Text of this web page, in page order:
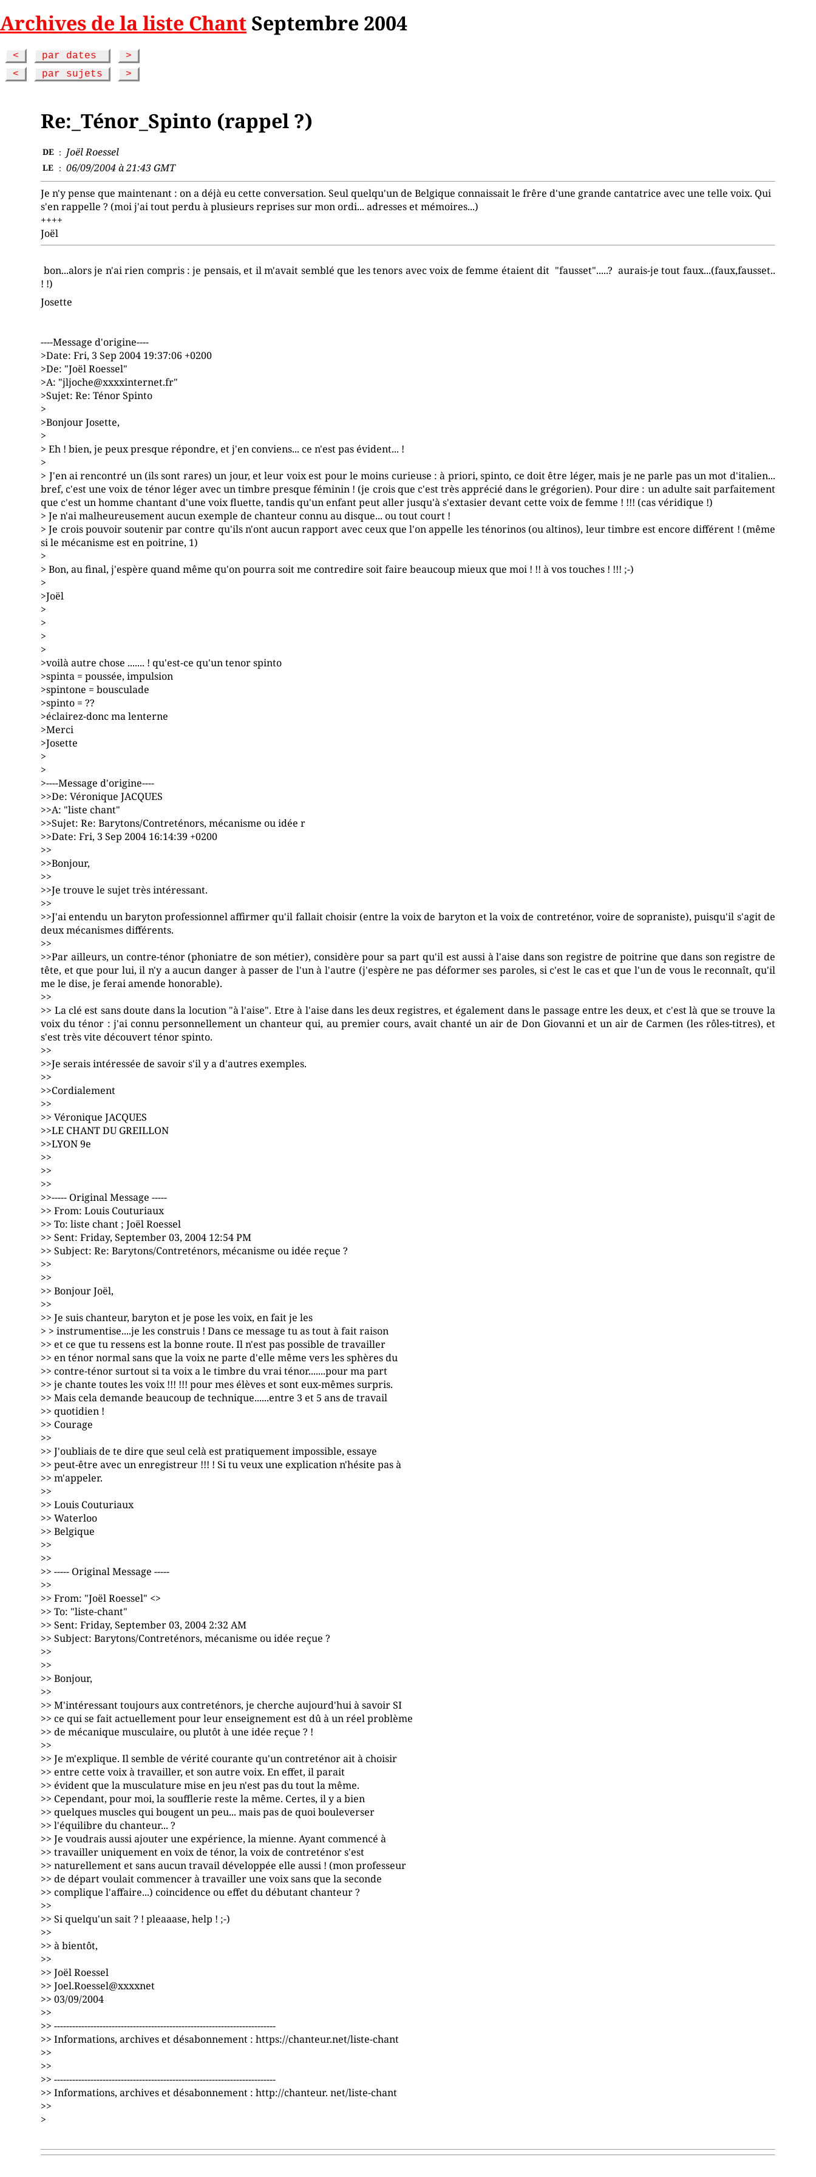
Archives de la liste Chant Septembre 2004
< par dates
>
<
par sujets >
Re:_Ténor_Spinto (rappel ?)
DE : Joël Roessel
LE : 06/09/2004 à 21:43 GMT
Je n'y pense que maintenant : on a déjà eu cette conversation. Seul quelqu'un de Belgique connaissait le frêre d'une grande cantatrice avec une telle voix. Qui
s'en rappelle ? (moi j'ai tout perdu à plusieurs reprises sur mon ordi... adresses et mémoires...)
++++
Joël
bon...alors je n'ai rien compris : je pensais, et il m'avait semblé que les tenors avec voix de femme étaient dit "fausset".....? aurais-je tout faux...(faux,fausset..
! !)
Josette
----Message d'origine----
>Date: Fri, 3 Sep 2004 19:37:06 +0200
>De: "Joël Roessel"
>A: "jljoche@xxxxinternet.fr"
>Sujet: Re: Ténor Spinto
>
>Bonjour Josette,
>
> Eh ! bien, je peux presque répondre, et j'en conviens... ce n'est pas évident... !
>
> J'en ai rencontré un (ils sont rares) un jour, et leur voix est pour le moins curieuse : à priori, spinto, ce doit être léger, mais je ne parle pas un mot d'italien...
bref, c'est une voix de ténor léger avec un timbre presque féminin ! (je crois que c'est très apprécié dans le grégorien). Pour dire : un adulte sait parfaitement
que c'est un homme chantant d'une voix fluette, tandis qu'un enfant peut aller jusqu'à s'extasier devant cette voix de femme ! !!! (cas véridique !)
> Je n'ai malheureusement aucun exemple de chanteur connu au disque... ou tout court !
> Je crois pouvoir soutenir par contre qu'ils n'ont aucun rapport avec ceux que l'on appelle les ténorinos (ou altinos), leur timbre est encore différent ! (même
si le mécanisme est en poitrine, 1)
>
> Bon, au final, j'espère quand même qu'on pourra soit me contredire soit faire beaucoup mieux que moi ! !! à vos touches ! !!! ;-)
>
>Joël
>
>
>
>
>voilà autre chose ....... ! qu'est-ce qu'un tenor spinto
>spinta = poussée, impulsion
>spintone = bousculade
>spinto = ??
>éclairez-donc ma lenterne
>Merci
>Josette
>
>
>----Message d'origine----
>>De: Véronique JACQUES
>>A: "liste chant"
>>Sujet: Re: Barytons/Contreténors, mécanisme ou idée r
>>Date: Fri, 3 Sep 2004 16:14:39 +0200
>>
>>Bonjour,
>>
>>Je trouve le sujet très intéressant.
>>
>>J'ai entendu un baryton professionnel affirmer qu'il fallait choisir (entre la voix de baryton et la voix de contreténor, voire de sopraniste), puisqu'il s'agit de
deux mécanismes différents.
>>
>>Par ailleurs, un contre-ténor (phoniatre de son métier), considère pour sa part qu'il est aussi à l'aise dans son registre de poitrine que dans son registre de
tête, et que pour lui, il n'y a aucun danger à passer de l'un à l'autre (j'espère ne pas déformer ses paroles, si c'est le cas et que l'un de vous le reconnaît, qu'il
me le dise, je ferai amende honorable).
>>
>> La clé est sans doute dans la locution "à l'aise". Etre à l'aise dans les deux registres, et également dans le passage entre les deux, et c'est là que se trouve la
voix du ténor : j'ai connu personnellement un chanteur qui, au premier cours, avait chanté un air de Don Giovanni et un air de Carmen (les rôles-titres), et
s'est très vite découvert ténor spinto.
>>
>>Je serais intéressée de savoir s'il y a d'autres exemples.
>>
>>Cordialement
>>
>> Véronique JACQUES
>>LE CHANT DU GREILLON
>>LYON 9e
>>
>>
>>
>>----- Original Message -----
>> From: Louis Couturiaux
>> To: liste chant ; Joël Roessel
>> Sent: Friday, September 03, 2004 12:54 PM
>> Subject: Re: Barytons/Contreténors, mécanisme ou idée reçue ?
>>
>>
>> Bonjour Joël,
>>
>> Je suis chanteur, baryton et je pose les voix, en fait je les
> > instrumentise....je les construis ! Dans ce message tu as tout à fait raison
>> et ce que tu ressens est la bonne route. Il n'est pas possible de travailler
>> en ténor normal sans que la voix ne parte d'elle même vers les sphères du
>> contre-ténor surtout si ta voix a le timbre du vrai ténor.......pour ma part
>> je chante toutes les voix !!! !!! pour mes élèves et sont eux-mêmes surpris.
>> Mais cela demande beaucoup de technique......entre 3 et 5 ans de travail
>> quotidien !
>> Courage
>>
>> J'oubliais de te dire que seul celà est pratiquement impossible, essaye
>> peut-être avec un enregistreur !!! ! Si tu veux une explication n'hésite pas à
>> m'appeler.
>>
>> Louis Couturiaux
>> Waterloo
>> Belgique
>>
>>
>> ----- Original Message -----
>>
>> From: "Joël Roessel" <>
>> To: "liste-chant"
>> Sent: Friday, September 03, 2004 2:32 AM
>> Subject: Barytons/Contreténors, mécanisme ou idée reçue ?
>>
>>
>> Bonjour,
>>
>> M'intéressant toujours aux contreténors, je cherche aujourd'hui à savoir SI
>> ce qui se fait actuellement pour leur enseignement est dû à un réel problème
>> de mécanique musculaire, ou plutôt à une idée reçue ? !
>>
>> Je m'explique. Il semble de vérité courante qu'un contreténor ait à choisir
>> entre cette voix à travailler, et son autre voix. En effet, il parait
>> évident que la musculature mise en jeu n'est pas du tout la même.
>> Cependant, pour moi, la soufflerie reste la même. Certes, il y a bien
>> quelques muscles qui bougent un peu... mais pas de quoi bouleverser
>> l'équilibre du chanteur... ?
>> Je voudrais aussi ajouter une expérience, la mienne. Ayant commencé à
>> travailler uniquement en voix de ténor, la voix de contreténor s'est
>> naturellement et sans aucun travail développée elle aussi ! (mon professeur
>> de départ voulait commencer à travailler une voix sans que la seconde
>> complique l'affaire...) coincidence ou effet du débutant chanteur ?
>>
>> Si quelqu'un sait ? ! pleaaase, help ! ;-)
>>
>> à bientôt,
>>
>> Joël Roessel
>> Joel.Roessel@xxxxnet
>> 03/09/2004
>>
>> -------------------------------------------------------------------------
>> Informations, archives et désabonnement : https://chanteur.net/liste-chant
>>
>>
>> -------------------------------------------------------------------------
>> Informations, archives et désabonnement : http://chanteur. net/liste-chant
>>
>